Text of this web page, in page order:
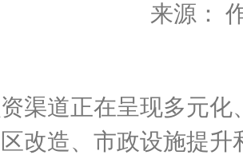
来源：
道正在呈现多元化
改造、市政设施提